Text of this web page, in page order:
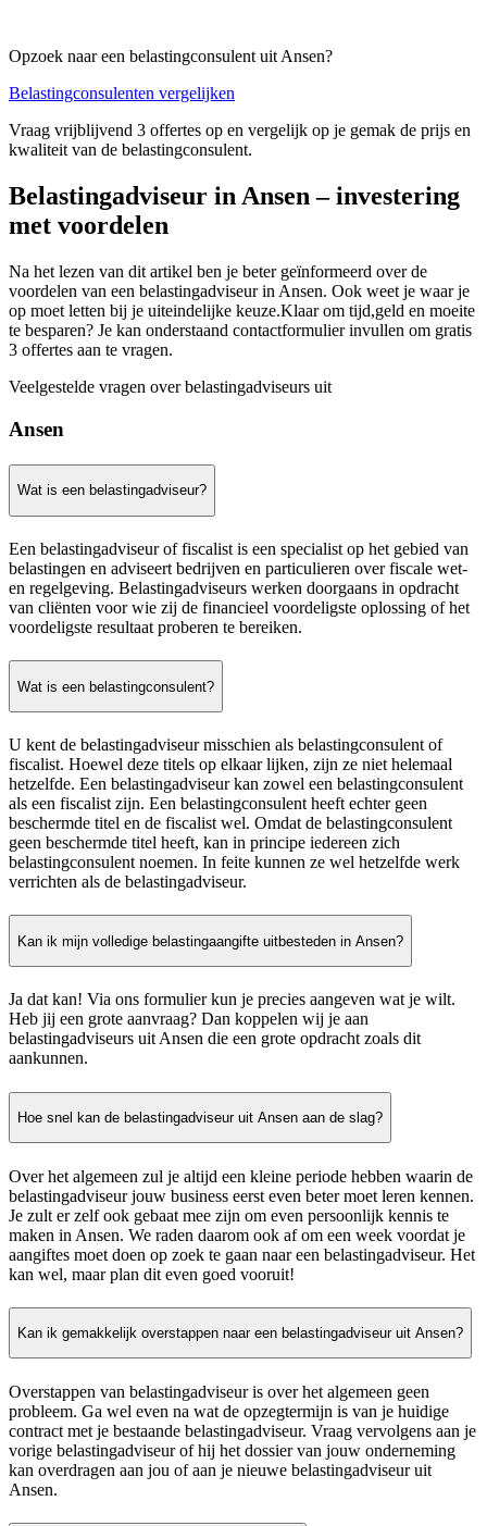
Opzoek naar een belastingconsulent uit Ansen?
Belastingconsulenten vergelijken
Vraag vrijblijvend 3 offertes op en vergelijk op je gemak de prijs en
kwaliteit van de belastingconsulent.
Belastingadviseur in Ansen – investering
met voordelen
Na het lezen van dit artikel ben je beter geïnformeerd over de
voordelen van een belastingadviseur in Ansen. Ook weet je waar je
op moet letten bij je uiteindelijke keuze.Klaar om tijd,geld en moeite
te besparen? Je kan onderstaand contactformulier invullen om gratis
3 offertes aan te vragen.
Veelgestelde vragen over belastingadviseurs uit
Ansen
Wat is een belastingadviseur?
Een belastingadviseur of fiscalist is een specialist op het gebied van
belastingen en adviseert bedrijven en particulieren over fiscale wet-
en regelgeving. Belastingadviseurs werken doorgaans in opdracht
van cliënten voor wie zij de financieel voordeligste oplossing of het
voordeligste resultaat proberen te bereiken.
Wat is een belastingconsulent?
U kent de belastingadviseur misschien als belastingconsulent of
fiscalist. Hoewel deze titels op elkaar lijken, zijn ze niet helemaal
hetzelfde. Een belastingadviseur kan zowel een belastingconsulent
als een fiscalist zijn. Een belastingconsulent heeft echter geen
beschermde titel en de fiscalist wel. Omdat de belastingconsulent
geen beschermde titel heeft, kan in principe iedereen zich
belastingconsulent noemen. In feite kunnen ze wel hetzelfde werk
verrichten als de belastingadviseur.
Kan ik mijn volledige belastingaangifte uitbesteden in Ansen?
Ja dat kan! Via ons formulier kun je precies aangeven wat je wilt.
Heb jij een grote aanvraag? Dan koppelen wij je aan
belastingadviseurs uit Ansen die een grote opdracht zoals dit
aankunnen.
Hoe snel kan de belastingadviseur uit Ansen aan de slag?
Over het algemeen zul je altijd een kleine periode hebben waarin de
belastingadviseur jouw business eerst even beter moet leren kennen.
Je zult er zelf ook gebaat mee zijn om even persoonlijk kennis te
maken in Ansen. We raden daarom ook af om een week voordat je
aangiftes moet doen op zoek te gaan naar een belastingadviseur. Het
kan wel, maar plan dit even goed vooruit!
Kan ik gemakkelijk overstappen naar een belastingadviseur uit Ansen?
Overstappen van belastingadviseur is over het algemeen geen
probleem. Ga wel even na wat de opzegtermijn is van je huidige
contract met je bestaande belastingadviseur. Vraag vervolgens aan je
vorige belastingadviseur of hij het dossier van jouw onderneming
kan overdragen aan jou of aan je nieuwe belastingadviseur uit
Ansen.